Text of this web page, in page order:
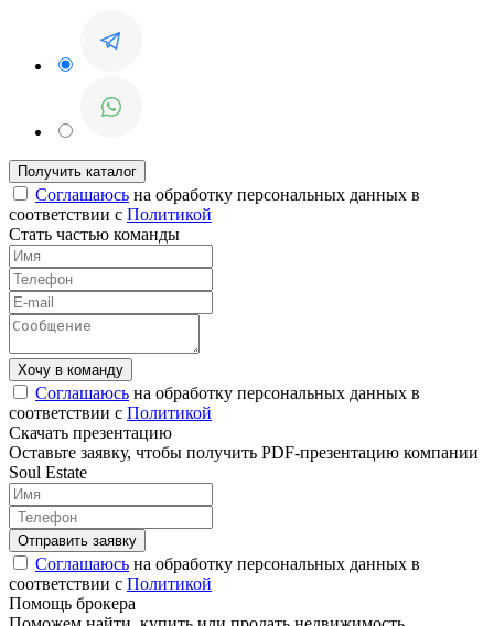
Соглашаюсь на обработку персональных данных в
соответствии с Политикой
Стать частью команды
Соглашаюсь на обработку персональных данных в
соответствии с Политикой
Скачать презентацию
Оставьте заявку, чтобы получить PDF-презентацию компании
Soul Estate
Соглашаюсь на обработку персональных данных в
соответствии с Политикой
Помощь брокера